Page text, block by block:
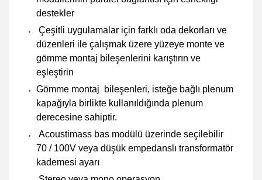
destekler
Çeşitli uygulamalar için farklı oda dekorları ve
düzenleri ile çalışmak üzere yüzeye monte ve
gömme montaj bileşenlerini karıştırın ve
eşleştirin
Gömme montaj
bileşenleri, isteğe bağlı plenum
kapağıyla birlikte kullanıldığında plenum
derecesine sahiptir.
Acoustimass bas modülü üzerinde seçilebilir
70 / 100V veya düşük empedanslı transformatör
kademesi ayarı